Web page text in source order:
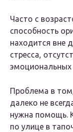
Часто с
способность
находится вне
стресса,
эмоциональных
Проблема в
далеко не
нужна помощь.
по улице в